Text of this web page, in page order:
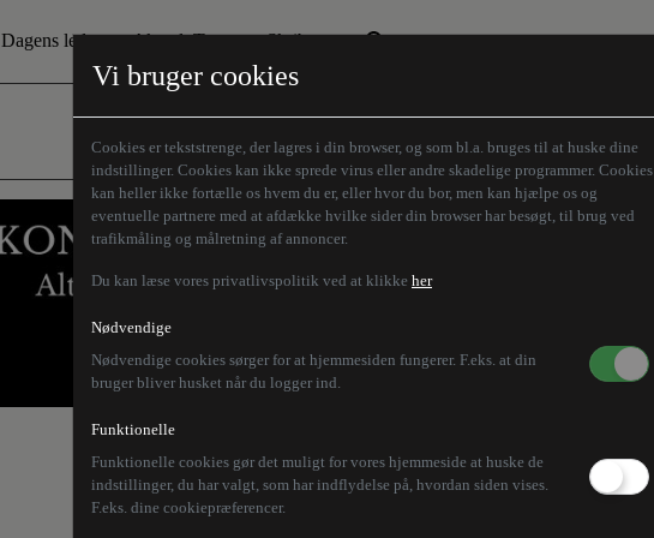
Vi bruger cookies
Cookies er tekststrenge, der lagres i din browser, og som bl.a. bruges til at huske dine
indstillinger. Cookies kan ikke sprede virus eller andre skadelige programmer. Cookies
kan heller ikke fortælle os hvem du er, eller hvor du bor, men kan hjælpe os og
eventuelle partnere med at afdække hvilke sider din browser har besøgt, til brug ved
trafikmåling og målretning af annoncer.
Du kan læse vores privatlivspolitik ved at klikke her
Nødvendige
Nødvendige cookies sørger for at hjemmesiden fungerer. F.eks. at din
bruger bliver husket når du logger ind.
Funktionelle
Funktionelle cookies gør det muligt for vores hjemmeside at huske de
indstillinger, du har valgt, som har indflydelse på, hvordan siden vises.
F.eks. dine cookiepræferencer.
Dagens leder Aktuelt Tema
Den borgelige brille
Humaniora forfra
Store Danskere
Skribenter
Z-aksen